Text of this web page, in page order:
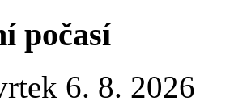
počasí
6. 8. 2026